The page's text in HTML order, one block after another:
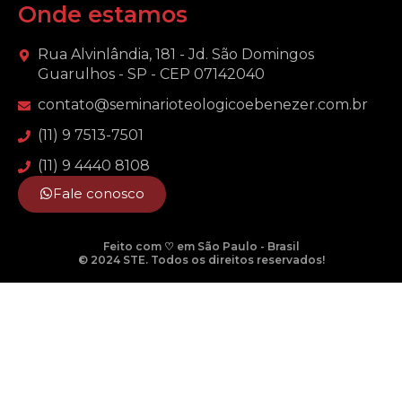
Onde estamos
Rua Alvinlândia, 181 - Jd. São Domingos
Guarulhos - SP - CEP 07142040
contato@seminarioteologicoebenezer.com.br
(11) 9 7513-7501
(11) 9 4440 8108
Fale conosco
Feito com ♡ em São Paulo - Brasil
© 2024 STE. Todos os direitos reservados!